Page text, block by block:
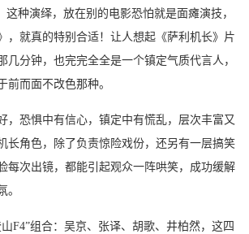
这种演绎，放在别的电影恐怕就是面瘫演技，
，就真的特别合适！让人想起《萨利机长》片
几分钟，也完完全全是一个镇定气质代言人，
前而面不改色那种。
，恐惧中有信心，镇定中有慌乱，层次丰富又
长角色，除了负责惊险戏份，还另有一层搞笑
次出镜，都能引起观众一阵哄笑，成功缓解
。
F4”组合：吴京、张译、胡歌、井柏然，这四